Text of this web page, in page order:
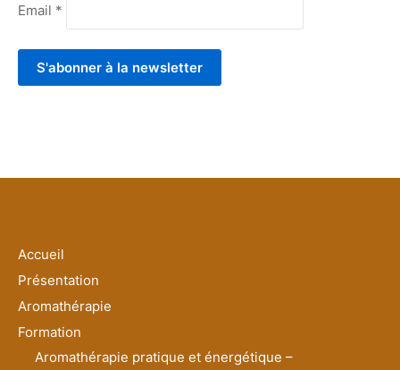
Email *
Accueil
Présentation
Aromathérapie
Formation
Aromathérapie pratique et énergétique –